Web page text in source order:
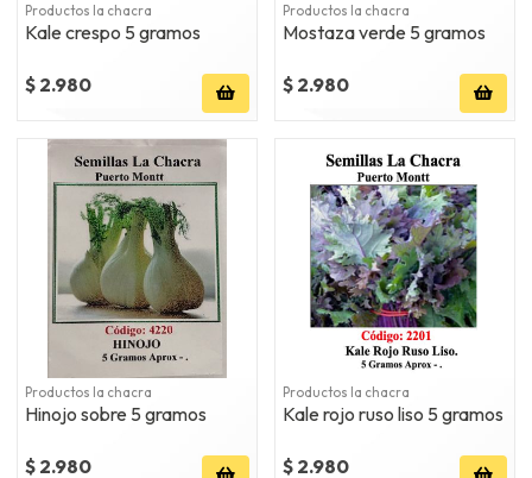
Productos la chacra
Kale crespo 5 gramos
$ 2.980
Productos la chacra
Mostaza verde 5 gramos
$ 2.980
Productos la chacra
Hinojo sobre 5 gramos
$ 2.980
Productos la chacra
Kale rojo ruso liso 5 gramos
$ 2.980